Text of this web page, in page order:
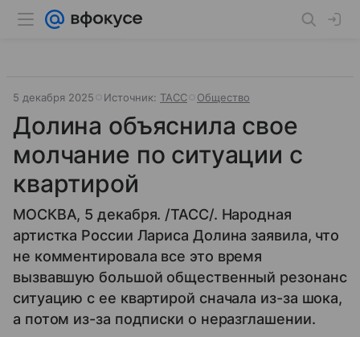
5 декабря 2025 Источник: ТАСС Общество
Долина объяснила свое
молчание по ситуации с
квартирой
МОСКВА, 5 декабря. /ТАСС/. Народная
артистка России Лариса Долина заявила, что
не комментировала все это время
вызвавшую большой общественный резонанс
ситуацию с ее квартирой сначала из-за шока,
а потом из-за подписки о неразглашении.